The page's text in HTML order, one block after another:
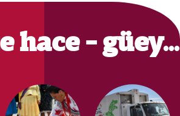
hace - güey…